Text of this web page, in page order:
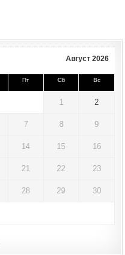
Август 2026
Пт Сб Вс
1 2
7 8 9
14 15 16
21 22 23
28 29 30